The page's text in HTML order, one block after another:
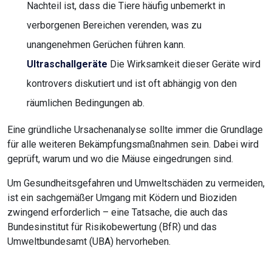
Nachteil ist, dass die Tiere häufig unbemerkt in
verborgenen Bereichen verenden, was zu
unangenehmen Gerüchen führen kann.
Ultraschallgeräte Die Wirksamkeit dieser Geräte wird
kontrovers diskutiert und ist oft abhängig von den
räumlichen Bedingungen ab.
Eine gründliche Ursachenanalyse sollte immer die Grundlage
für alle weiteren Bekämpfungsmaßnahmen sein. Dabei wird
geprüft, warum und wo die Mäuse eingedrungen sind.
Um Gesundheitsgefahren und Umweltschäden zu vermeiden,
ist ein sachgemäßer Umgang mit Ködern und Bioziden
zwingend erforderlich – eine Tatsache, die auch das
Bundesinstitut für Risikobewertung (BfR) und das
Umweltbundesamt (UBA) hervorheben.